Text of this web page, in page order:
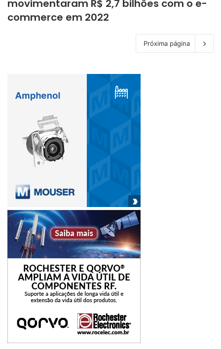
movimentaram R$ 2,7 bilhões com o e-
commerce em 2022
Próxima página